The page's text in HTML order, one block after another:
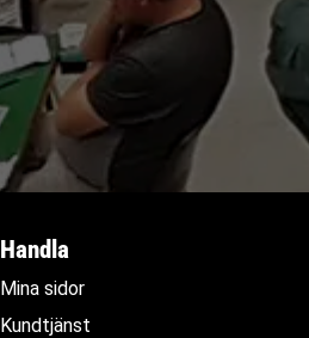
Handla
Mina sidor
Kundtjänst